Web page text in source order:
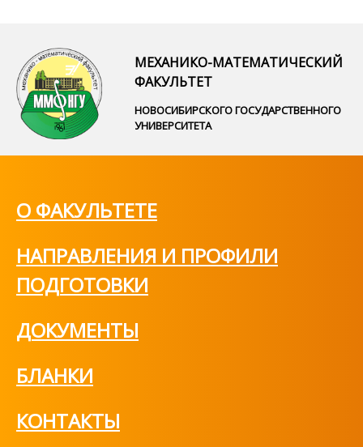
МЕХАНИКО-МАТЕМАТИЧЕСКИЙ
ФАКУЛЬТЕТ
НОВОСИБИРСКОГО ГОСУДАРСТВЕННОГО
УНИВЕРСИТЕТА
О ФАКУЛЬТЕТЕ
НАПРАВЛЕНИЯ И ПРОФИЛИ
ПОДГОТОВКИ
ДОКУМЕНТЫ
БЛАНКИ
КОНТАКТЫ